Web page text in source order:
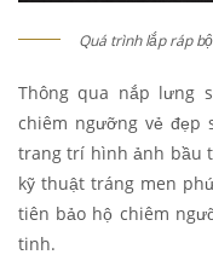
Quá trình lắp ráp
Thông qua nắp lưng
chiêm ngưỡng vẻ đẹp
trang trí hình ảnh bầu
kỹ thuật tráng men
tiên bảo hộ chiêm
tinh.